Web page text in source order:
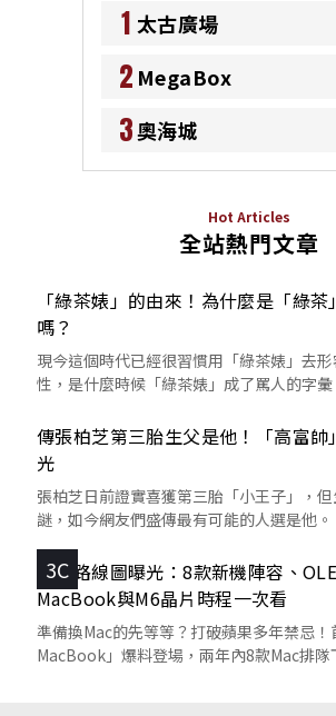
1 太古廣場
2 MegaBox
3奧海城
Hot Articles
全站熱門文章
「綠茶婊」的由來！為什麼是「綠
嗎？
現今這個時代已經很習慣用「綠茶婊」去
性，是什麼時候「綠茶婊」成了罵人的字
傳張柏芝第三胎生父是他！「高富帥
光
張柏芝日前證實喜獲第三胎「小王子」，
謎，如今網友們盛傳最有可能的人選是他。
3C
蘋果路線圖曝光：8款新機陣容、
MacBook與M6晶片時程一次看
準備換Mac的先等等？打破蘋果多年禁忌！
MacBook」爆料登場，兩年內8款Mac排隊